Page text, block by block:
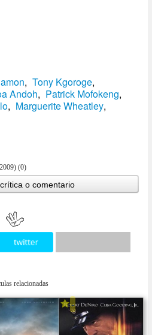
, Tony Kgoroge,
Andoh, Patrick Mofokeng,
, Marguerite Wheatley,
(0)
o comentario
relacionadas
-